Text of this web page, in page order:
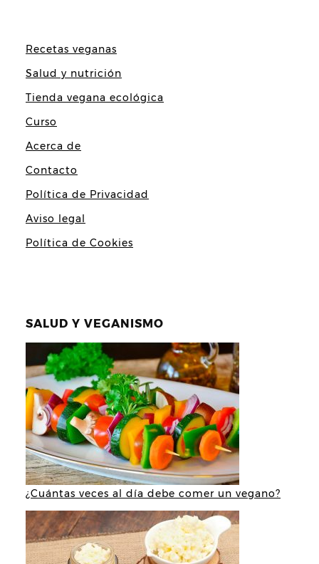
Recetas veganas
Salud y nutrición
Tienda vegana ecológica
Curso
Acerca de
Contacto
Política de Privacidad
Aviso legal
Política de Cookies
SALUD Y VEGANISMO
¿Cuántas veces al día debe comer un vegano?